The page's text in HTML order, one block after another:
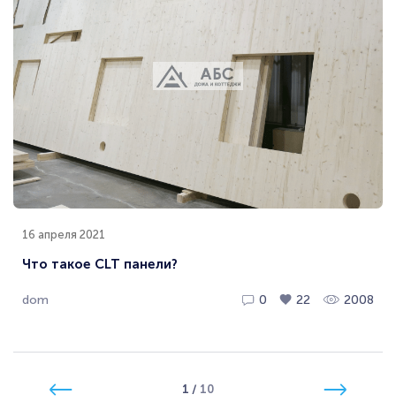
16 апреля 2021
Что такое CLT панели?
dom 0 22 2008
1 / 10